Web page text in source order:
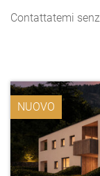
Contattatemi
NUOVO